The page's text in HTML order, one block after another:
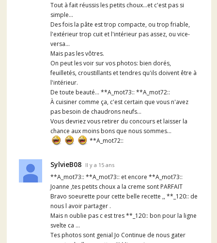
Tout à fait réussis les petits choux...et c'est pas si
simple...
Des fois la pâte est trop compacte, ou trop friable,
l'extérieur trop cuit et l'intérieur pas assez, ou vice-
versa...
Mais pas les vôtres.
On peut les voir sur vos photos: bien dorés,
feuilletés, croustillants et tendres qu'ils doivent être à
l'intérieur.
De toute beauté... **A_mot73:: **A_mot72::
À cuisiner comme ça, c'est certain que vous n'avez
pas besoin de chaudrons neufs...
Vous devriez vous retirer du concours et laisser la
chance aux moins bons que nous sommes...
**A_mot72::
SylvieB08 Il y a 15 ans
**A_mot73:: **A_mot73:: et encore **A_mot73::
Joanne ,tes petits choux a la creme sont PARFAIT
Bravo soeurette pour cette belle recette ,, **_120:: de
nous l avoir partager .
Mais n oublie pas c est tres **_120:: bon pour la ligne
svelte ca ...
Tes photos sont genial Jo Continue de nous gater